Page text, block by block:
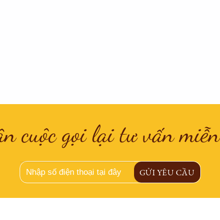
cuộc gọi lại tư vấn